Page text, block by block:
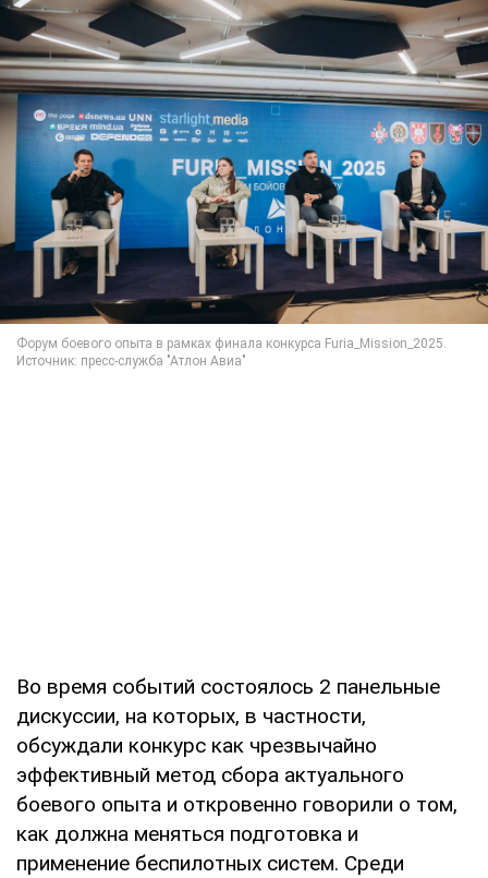
Во время событий состоялось 2 панельные
дискуссии, на которых, в частности,
обсуждали конкурс как чрезвычайно
эффективный метод сбора актуального
боевого опыта и откровенно говорили о том,
как должна меняться подготовка и
применение беспилотных систем. Среди